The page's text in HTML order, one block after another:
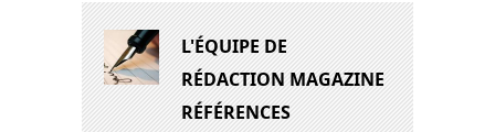
L'ÉQUIPE DE
RÉDACTION MAGAZINE
RÉFÉRENCES